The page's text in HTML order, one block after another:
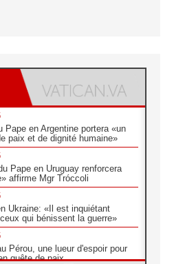
Pape en Argentine portera «un
paix et de dignité humaine»
Pape en Uruguay renforcera
affirme Mgr Tróccoli
Ukraine: «Il est inquiétant
qui bénissent la guerre»
Pérou, une lueur d'espoir pour
quête de paix